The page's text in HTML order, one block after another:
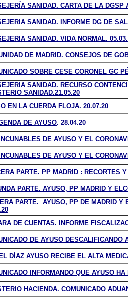
SANIDAD. CARTA DE LA DGSP
SANIDAD. INFORME DG DE
SANIDAD. VIDA NORMAL.
DE MADRID. CONSEJOS DE
SOBRE CESE CORONEL GC
SANIDAD. RECURSO
SANIDAD.21.05.20
EN LA CUERDA FLOJA. 20.07.20
DE AYUSO. 28.04.20
DE AYUSO Y EL
DE AYUSO Y EL
PARTE. PP MADRID : RECORTES
PARTE. AYUSO, PP MADRID Y
PARTE. AYUSO, PP DE MADRID Y
DE CUENTAS. INFORME
DE AYUSO DESCALIFICANDO
DÍAZ AYUSO RECIBE EL ALTA
INFORMANDO QUE AYUSO
HACIENDA. COMUNICADO